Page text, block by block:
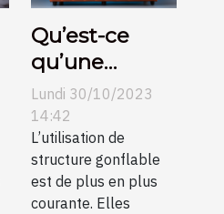
Qu’est-ce
qu’une
structure
gonflable ?
Lundi 30/10/2023
14:42
L’utilisation de
structure gonflable
est de plus en plus
courante. Elles